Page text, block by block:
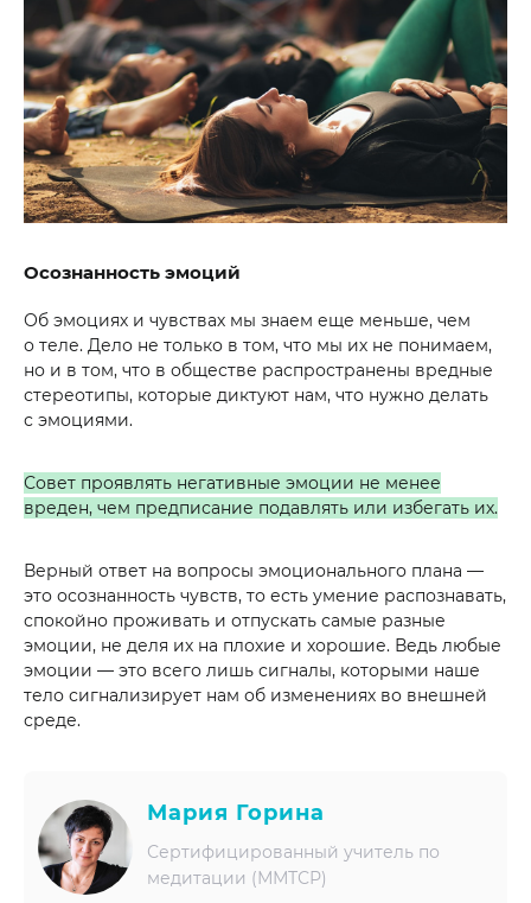
Осознанность эмоций
Об эмоциях и чувствах мы знаем еще меньше, чем
о теле. Дело не только в том, что мы их не понимаем,
но и в том, что в обществе распространены вредные
стереотипы, которые диктуют нам, что нужно делать
с эмоциями.
Совет проявлять негативные эмоции не менее
вреден, чем предписание подавлять или избегать их.
Верный ответ на вопросы эмоционального плана —
это осознанность чувств, то есть умение распознавать,
спокойно проживать и отпускать самые разные
эмоции, не деля их на плохие и хорошие. Ведь любые
эмоции — это всего лишь сигналы, которыми наше
тело сигнализирует нам об изменениях во внешней
среде.
Мария Горина
Сертифицированный учитель по
медитации (ММТСР)